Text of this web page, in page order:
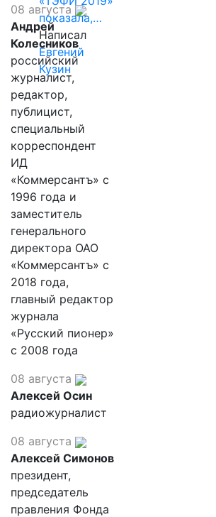
показала,…
Написал
Евгений
Кузин
08 августа
Андрей
Колесников
российский
журналист,
редактор,
публицист,
специальный
корреспондент
ИД
«Коммерсантъ» с
1996 года и
заместитель
генерального
директора ОАО
«Коммерсантъ» с
2018 года,
главный редактор
журнала
«Русский пионер»
с 2008 года
08 августа
Алексей Осин
радиожурналист
08 августа
Алексей Симонов
президент,
председатель
правления Фонда